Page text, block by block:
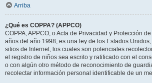
Arriba
¿Qué es COPPA? (APPCO)
COPPA, APPCO, o Acta de Privacidad y Protección
años del año 1998, es una ley de los Estados
sitios de Internet, los cuales son potenciales
el registro de niños sea escrito y ratificado con el
o con algún otro método de reconocimiento de
recolectar información personal identificable de un